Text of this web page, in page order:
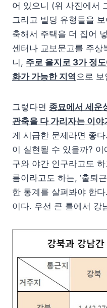
어 있으니 (위 사진에서
그리고 빌딩 유형들을
축해서 주택을 더 집어
센터나 교보문고를 주상
니, 주로 을지로 3가 정
화가 가능한 지역으로 보
그렇다면 종묘에서 세운
관축을 다 가리자는 이야
게 시급한 문제라면 좋
이 실현될 수 있을까?
구와 야간 인구라고도
름이라고도 하는, ‘출퇴
한 통계를 살펴봐야 한
이다. 우선 큰 틀에서 강